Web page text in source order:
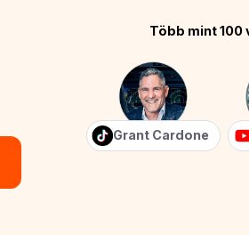
Több mint 100
Grant Cardone